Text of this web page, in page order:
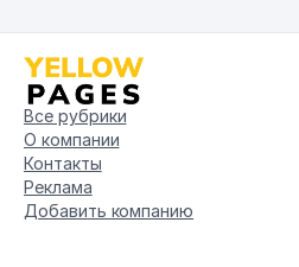
81 Hope of Galaxy ООО
82
СОГЛОМ АВЛОД УЧУН
МЕЖДУНАРОДНЫЙ
Все рубрики
О компании
Контакты
Реклама
Добавить компанию